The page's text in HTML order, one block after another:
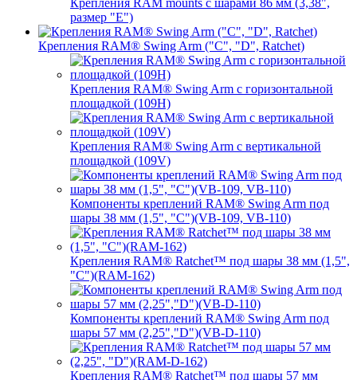
Крепления RAM mounts с шарами 86 мм (3,38",
размер "E")
Крепления RAM® Swing Arm ("C", "D", Ratchet)
Крепления RAM® Swing Arm с горизонтальной
площадкой (109H)
Крепления RAM® Swing Arm с вертикальной
площадкой (109V)
Компоненты креплений RAM® Swing Arm под
шары 38 мм (1,5", "C")(VB-109, VB-110)
Крепления RAM® Ratchet™ под шары 38 мм (1,5",
"C")(RAM-162)
Компоненты креплений RAM® Swing Arm под
шары 57 мм (2,25","D")(VB-D-110)
Крепления RAM® Ratchet™ под шары 57 мм